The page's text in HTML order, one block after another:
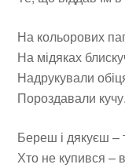
На кольорових
На мідяках
Надрукували
Пороздавали кучу.
Береш і дякуєш –
Хто не купився –